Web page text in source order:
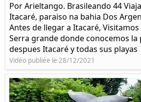
Por Arieltango. Brasileando 44
Itacaré, paraiso na bahia Dos
Antes de llegar a Itacaré,
Serra grande donde conocemos la
despues Itacaré y todas sus playas
Vidéo publiée le 28/12/2021